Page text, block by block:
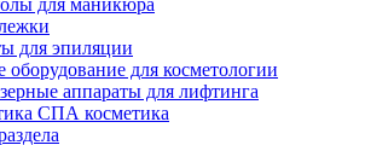
для маникюра
для эпиляции
оборудование для косметологии
аппараты для лифтинга
СПА косметика